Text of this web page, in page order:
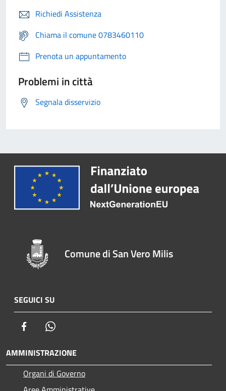
Richiedi Assistenza
Chiama il comune 0783460110
Prenota un appuntamento
Problemi in città
Segnala disservizio
Comune di San Vero Milis
SEGUICI SU
Facebook
AMMINISTRAZIONE
Organi di Governo